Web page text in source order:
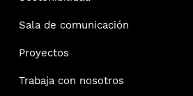
Sala de comunicación
Proyectos
Trabaja con nosotros